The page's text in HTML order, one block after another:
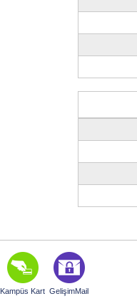
Kampüs Kart GelişimMail